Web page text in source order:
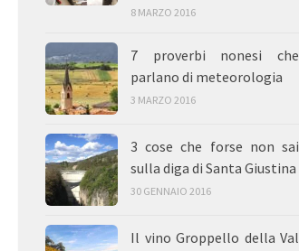
8 MARZO 2016
7 proverbi nonesi che
parlano di meteorologia
3 MARZO 2016
3 cose che forse non sai
sulla diga di Santa Giustina
30 GENNAIO 2016
Il vino Groppello della Val